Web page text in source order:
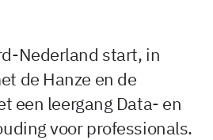
Nederland start, in
de Hanze en de
een leergang Data- en
voor professionals.